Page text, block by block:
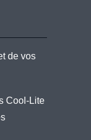
de vos
Cool-Lite